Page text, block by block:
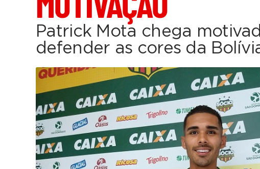
Patrick Mota chega
defender as cores da